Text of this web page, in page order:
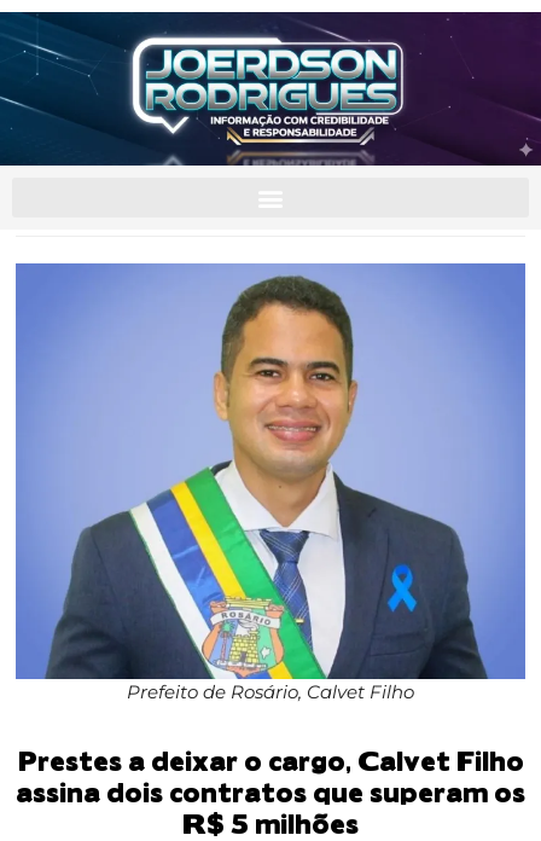
Prefeito de Rosário, Calvet Filho
Prestes a deixar o cargo, Calvet Filho
assina dois contratos que superam os
R$ 5 milhões